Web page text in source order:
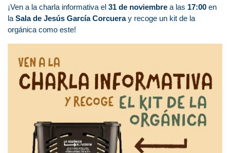
¡Ven a la charla informativa el 31 de noviembre a las 17:00 en
la Sala de Jesús García Corcueray recoge un kit de la
orgánica como este!